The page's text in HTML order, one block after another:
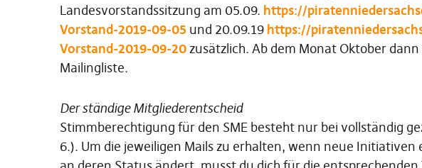
Landesvorstandssitzung am 05.09. https://
Vorstand-2019-09-05 und 20.09.19 https://
Vorstand-2019-09-20zusätzlich. Ab dem Monat Oktober
Mailingliste.
Der ständige Mitgliederentscheid
Stimmberechtigung für den SME besteht nur bei vollständig
6.). Um die jeweiligen Mails zu erhalten, wenn neue Initiativen